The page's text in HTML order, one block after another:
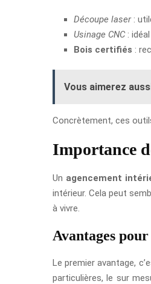
Découpe laser:
Usinage CNC :
Bois certifiés :
Vous aimerez
Concrètement, ces
Importance
Un agencement
intérieur. Cela peut
à vivre.
Avantages pour
Le premier avantage,
particulières, le sur